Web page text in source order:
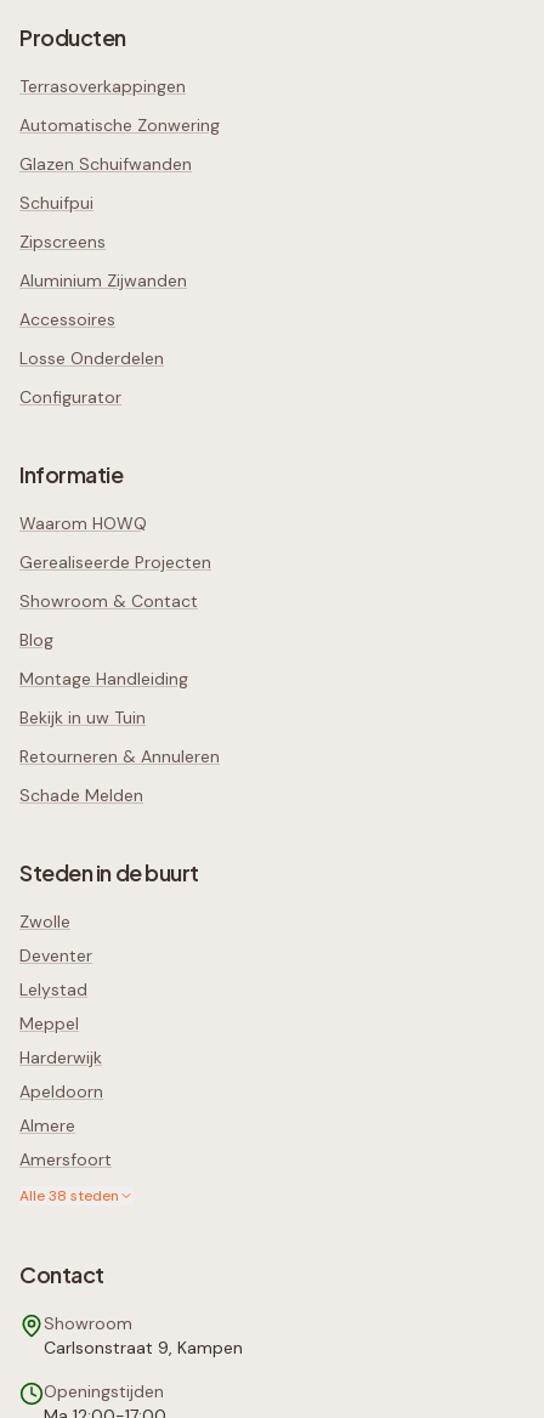
Producten
Terrasoverkappingen
Automatische Zonwering
Glazen Schuifwanden
Schuifpui
Zipscreens
Aluminium Zijwanden
Accessoires
Losse Onderdelen
Configurator
Informatie
Waarom HOWQ
Gerealiseerde Projecten
Showroom & Contact
Blog
Montage Handleiding
Bekijk in uw Tuin
Retourneren & Annuleren
Schade Melden
Steden in de buurt
Zwolle
Deventer
Lelystad
Meppel
Harderwijk
Apeldoorn
Almere
Amersfoort
Alle38 steden
Contact
Showroom
Carlsonstraat 9, Kampen
Openingstijden